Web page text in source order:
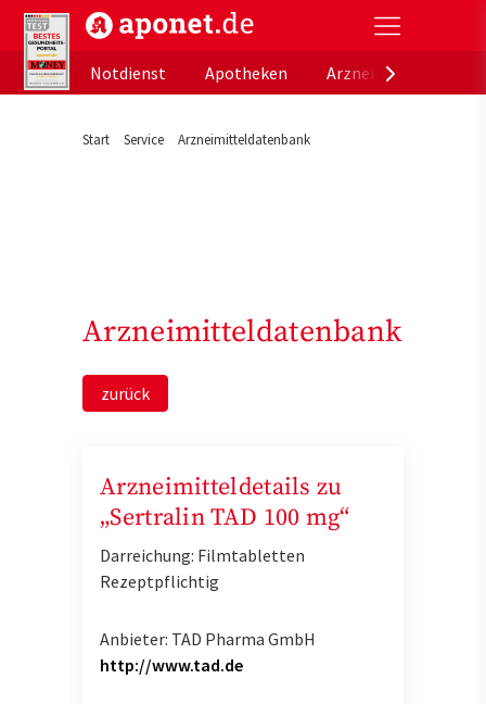
aponet.de - Das offizielle Gesundheitsportal der
Notdienst
Apotheken
Start Service Arzneimitteldatenbank
Arzneimitteldatenbank
zurück
Arzneimitteldetails zu
„Sertralin TAD 100 mg“
Darreichung: Filmtabletten
Rezeptpflichtig
Anbieter: TAD Pharma GmbH
http://www.tad.de